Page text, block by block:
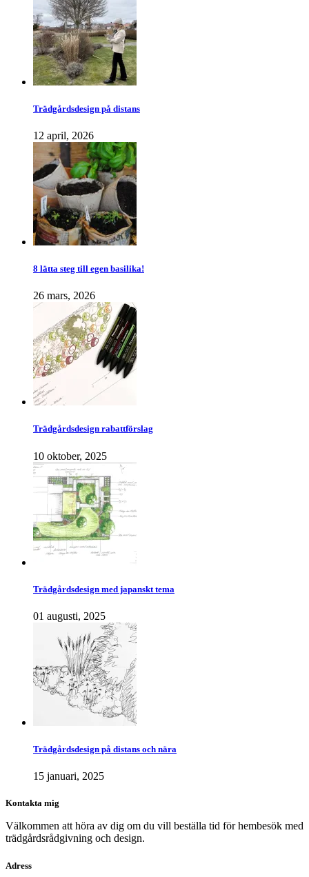
Trädgårdsdesign på distans
12 april, 2026
8 lätta steg till egen basilika!
26 mars, 2026
Trädgårdsdesign rabattförslag
10 oktober, 2025
Trädgårdsdesign med japanskt tema
01 augusti, 2025
Trädgårdsdesign på distans och nära
15 januari, 2025
Kontakta mig
Välkommen att höra av dig om du vill beställa tid för hembesök med
trädgårdsrådgivning och design.
Adress